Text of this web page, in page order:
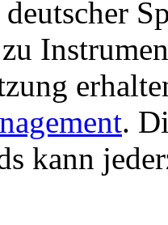
.
kann